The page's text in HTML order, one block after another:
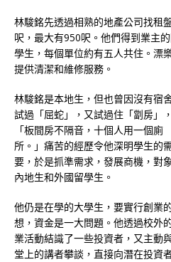
林駿銘先透過相熟的地產公司找租
呎，最大有950呎。他們得到業主
學生，每個單位約有五人共住。漂
提供清潔和維修服務。
林駿銘是本地生，但也曾因沒有宿
試過「屈蛇」，又試過住「劏房」，
「板間房不隔音，十個人用一個廁
所。」痛苦的經歷令他深明學生的
要，於是抓準需求，發展商機，對
內地生和外國留學生。
他仍是在學的大學生，要實行創業
想，資金是一大問題。他透過校外
業活動結識了一些投資者，又主動
堂上的講者攀談，直接向潛在投資